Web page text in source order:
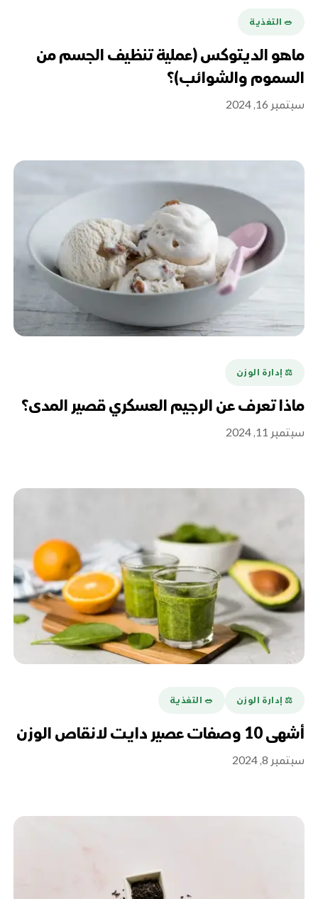
🥗 التغذية
ماهو الديتوكس (عملية تنظيف الجسم من
السموم والشوائب)؟
سبتمبر 16, 2024
⚖️ إدارة الوزن
ماذا تعرف عن الرجيم العسكري قصير المدى؟
سبتمبر 11, 2024
⚖️ إدارة الوزن 🥗 التغذية
أشهى 10 وصفات عصير دايت لانقاص الوزن
سبتمبر 8, 2024